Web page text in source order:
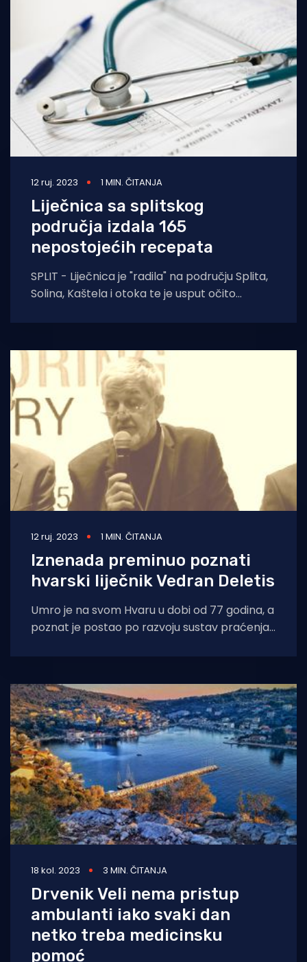
12 ruj. 2023 1 MIN. ČITANJA
Liječnica sa splitskog
područja izdala 165
nepostojećih recepata
SPLIT - Liječnica je "radila" na području Splita,
Solina, Kaštela i otoka te je usput očito
12 ruj. 2023 1 MIN. ČITANJA
Iznenada preminuo poznati
hvarski liječnik Vedran Deletis
Umro je na svom Hvaru u dobi od 77 godina, a
poznat je postao po razvoju sustav praćenja
18 kol. 2023 3 MIN. ČITANJA
Drvenik Veli nema pristup
ambulanti iako svaki dan
netko treba medicinsku
pomoć